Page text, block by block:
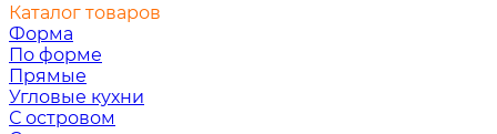
Каталог товаров
Форма
По форме
Прямые
Угловые кухни
С островом